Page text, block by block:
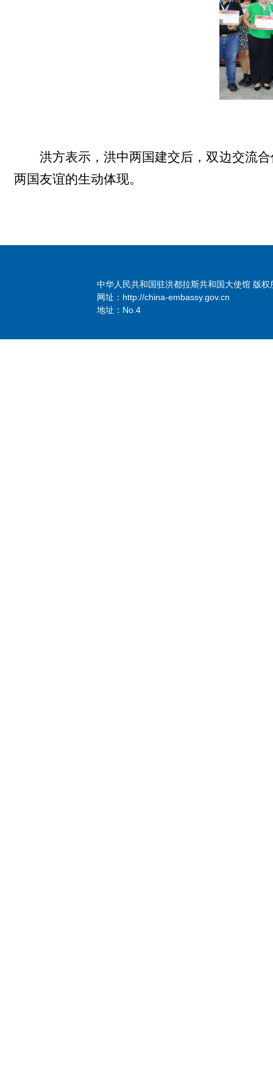
洪方表示，洪中两国建交后，双边交流
两国友谊的生动体现。
中华人民共和国驻洪都拉斯共和国大使馆 版权
网址：http://china-embassy.gov.cn
地址：No.4